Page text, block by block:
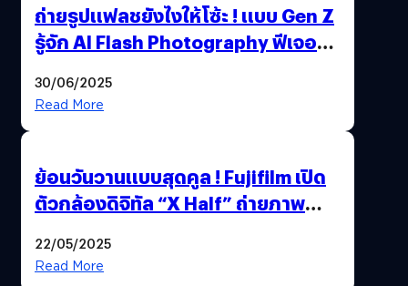
ถ่ายรูปแฟลชยังไงให้โซ้ะ ! แบบ Gen Z
รู้จัก AI Flash Photography ฟีเจอร์
30/06/2025
Read More
ย้อนวันวานแบบสุดคูล ! Fujifilm เปิด
ตัวกล้องดิจิทัล “X Half” ถ่ายภาพ
22/05/2025
Read More